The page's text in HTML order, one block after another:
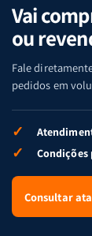
Vai
ou
Fale
pedidos em
✓
✓ Condições
Consultar